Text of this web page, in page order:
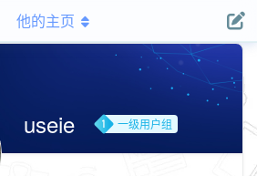
他的主页
useie 一级用户组